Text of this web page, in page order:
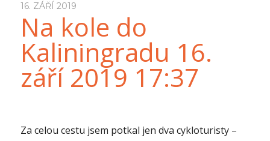
16. ZÁŘÍ 2019
Na kole do
Kaliningradu 16.
září 2019 17:37
Za celou cestu jsem potkal jen dva cykloturisty –